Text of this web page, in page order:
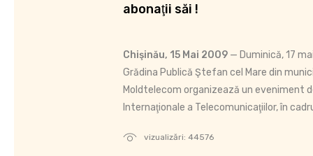
vizualizări: 44576
abonaţii săi !
Chişinău, 15 Mai 2009 — Duminică, 17
Grădina Publică Ştefan cel Mare din
Moldtelecom organizează un eveniment
Internaţionale a Telecomunicaţiilor, în